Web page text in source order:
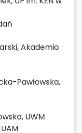
Akademia
Pawłowska,
UWM